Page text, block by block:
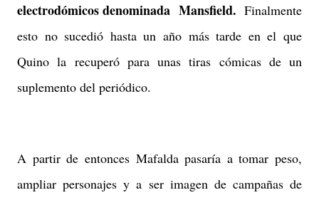
electrodómicos denominada Mansfield. Finalmente
esto no sucedió hasta un año más tarde en el que
Quino la recuperó para unas tiras cómicas de un
suplemento del periódico.
A partir de entonces Mafalda pasaría a tomar peso,
ampliar personajes y a ser imagen de campañas de